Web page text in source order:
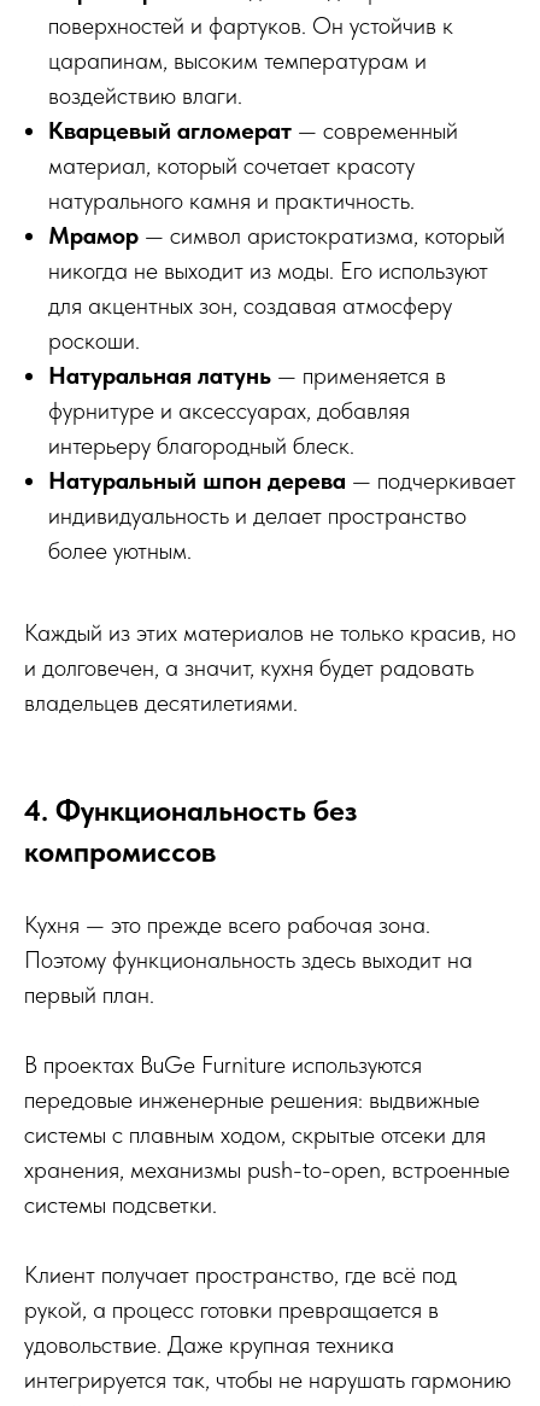
поверхностей и фартуков. Он устойчив к
царапинам, высоким температурам и
воздействию влаги.
Кварцевый агломерат — современный
материал, который сочетает красоту
натурального камня и практичность.
Мрамор — символ аристократизма, который
никогда не выходит из моды. Его используют
для акцентных зон, создавая атмосферу
роскоши.
Натуральная латунь — применяется в
фурнитуре и аксессуарах, добавляя
интерьеру благородный блеск.
Натуральный шпон дерева — подчеркивает
индивидуальность и делает пространство
более уютным.
Каждый из этих материалов не только красив, но
и долговечен, а значит, кухня будет радовать
владельцев десятилетиями.
4. Функциональность без
компромиссов
Кухня — это прежде всего рабочая зона.
Поэтому функциональность здесь выходит на
первый план.
В проектах BuGe Furniture используются
передовые инженерные решения: выдвижные
системы с плавным ходом, скрытые отсеки для
хранения, механизмы push-to-open, встроенные
системы подсветки.
Клиент получает пространство, где всё под
рукой, а процесс готовки превращается в
удовольствие. Даже крупная техника
интегрируется так, чтобы не нарушать гармонию